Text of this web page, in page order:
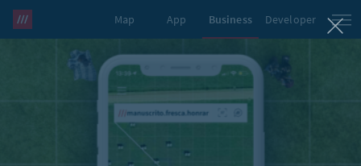
Map App Business Developer
what3words Pro